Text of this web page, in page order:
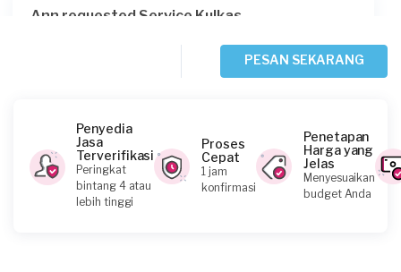
Ann requested Service Kulkas
Lisye requested Service Kulkas
Sekitar 18 jam yang lalu
Jakarta Barat, Jakarta
PESAN SEKARANG
Penyedia
Jasa
Terverifikasi
Peringkat
bintang 4 atau
lebih tinggi
Proses
Cepat
1 jam
konfirmasi
Penetapan
Harga yang
Jelas
Menyesuaikan
budget Anda